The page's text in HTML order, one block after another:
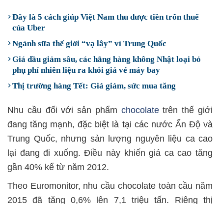
Đây là 5 cách giúp Việt Nam thu được tiền trốn thuế
của Uber
Ngành sữa thế giới “vạ lây” vì Trung Quốc
Giá dầu giảm sâu, các hãng hàng không Nhật loại bỏ
phụ phí nhiên liệu ra khỏi giá vé máy bay
Thị trường hàng Tết: Giá giảm, sức mua tăng
Nhu cầu đối với sản phẩm chocolatetrên thế giới
đang tăng mạnh, đặc biệt là tại các nước Ấn Độ và
Trung Quốc, nhưng sản lượng nguyên liệu ca cao
lại đang đi xuống. Điều này khiến giá ca cao tăng
gần 40% kể từ năm 2012.
Theo Euromonitor, nhu cầu chocolate toàn cầu năm
2015 đã tăng 0,6% lên 7,1 triệu tấn. Riêng thị